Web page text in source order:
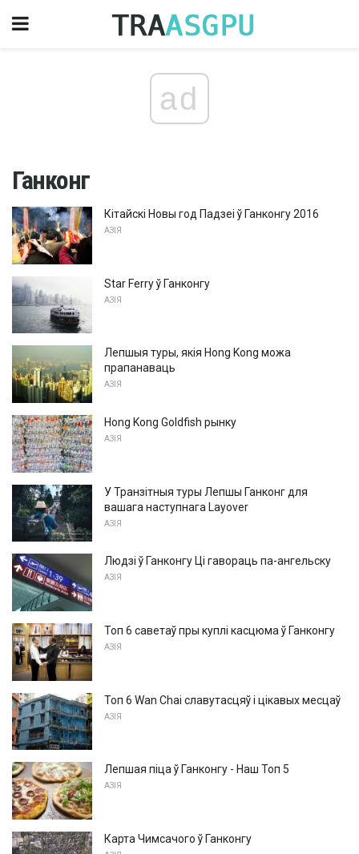
ad
Ганконг
Кітайскі Новы год Падзеі ў Ганконгу 2016
АЗІЯ
Star Ferry ў Ганконгу
АЗІЯ
Лепшыя туры, якія Hong Kong можа
прапанаваць
АЗІЯ
Hong Kong Goldfish рынку
АЗІЯ
У Транзітныя туры Лепшы Ганконг для
вашага наступнага Layover
АЗІЯ
Людзі ў Ганконгу Ці гавораць па-ангельску
АЗІЯ
Топ 6 саветаў пры куплі касцюма ў Ганконгу
АЗІЯ
Топ 6 Wan Chai славутасцяў і цікавых месцаў
АЗІЯ
Лепшая піца ў Ганконгу - Наш Топ 5
АЗІЯ
Карта Чимсачого ў Ганконгу